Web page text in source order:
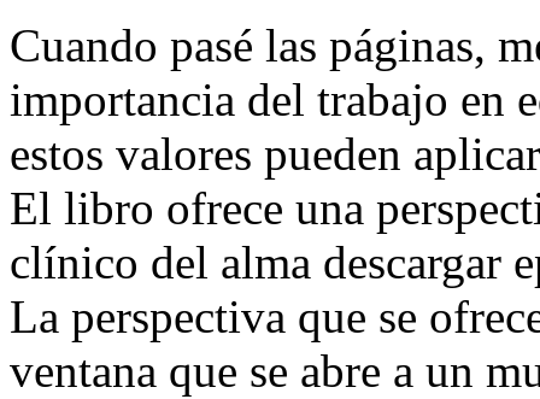
Cuando pasé las páginas,
importancia del trabajo en
estos valores pueden
El libro ofrece una
clínico del alma descargar
La perspectiva que se
ventana que se abre a un